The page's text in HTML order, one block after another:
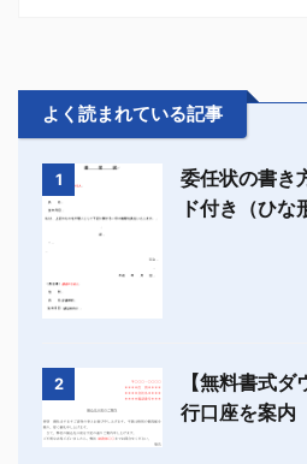
よく読まれている記事
1
委任状の書き
ド付き（ひな
2
【無料書式
行口座を案内